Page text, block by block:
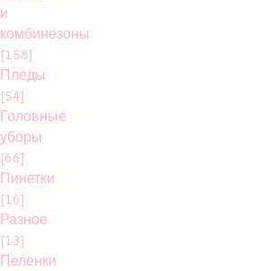
и
комбинезоны
[158]
Пледы
[54]
Головные
уборы
[66]
Пинетки
[16]
Разное
[13]
Пеленки